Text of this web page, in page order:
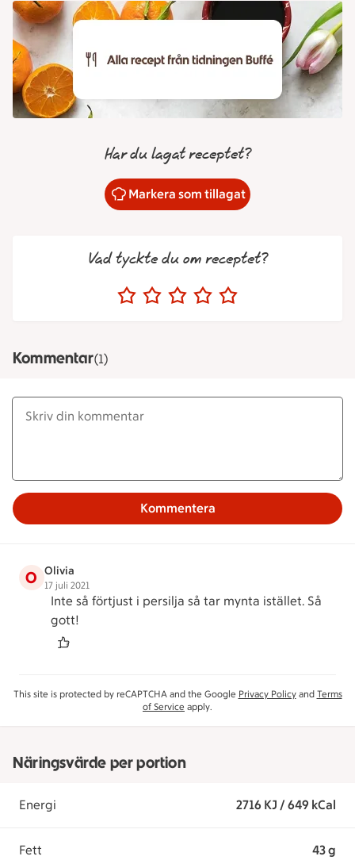
Har du lagat receptet?
Markera som tillagat
Vad tyckte du om receptet?
Kommentar(1)
Kommentera
O Olivia
17 juli 2021
Inte så förtjust i persilja så tar mynta istället. Så
gott!
This site is protected by reCAPTCHA and the Google Privacy Policyand Terms
of Service apply.
Näringsvärde per portion
Energi 2716 KJ / 649 kCal
Fett 43 g